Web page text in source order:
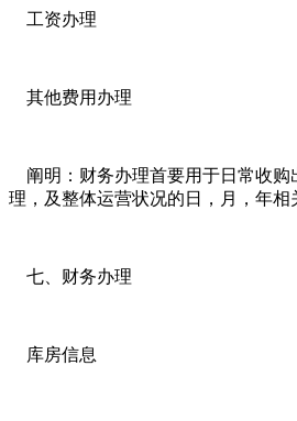
工资办理
其他费用办理
阐明：财务办理首要用于日常收购
理，及整体运营状况的日，月，年相
七、财务办理
库房信息